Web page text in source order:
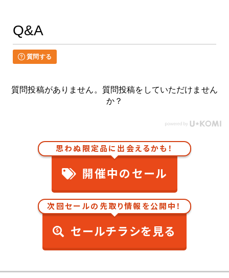
Q&A
質問する
質問投稿がありません。質問投稿をしていただけません
か？
思わぬ限定品に出会えるかも！
開催中のセール
次回セールの先取り情報を公開中！
セールチラシを見る